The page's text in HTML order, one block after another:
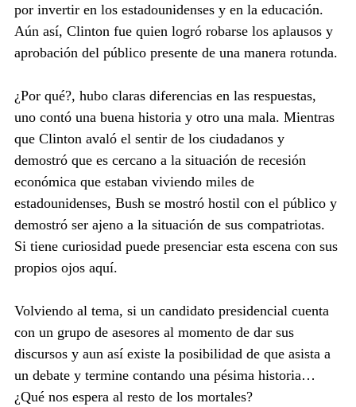
por invertir en los estadounidenses y en la educación.
Aún así, Clinton fue quien logró robarse los aplausos y
aprobación del público presente de una manera rotunda.
¿Por qué?, hubo claras diferencias en las respuestas,
uno contó una buena historia y otro una mala. Mientras
que Clinton avaló el sentir de los ciudadanos y
demostró que es cercano a la situación de recesión
económica que estaban viviendo miles de
estadounidenses, Bush se mostró hostil con el público y
demostró ser ajeno a la situación de sus compatriotas.
Si tiene curiosidad puede presenciar esta escena con sus
propios ojos aquí.
Volviendo al tema, si un candidato presidencial cuenta
con un grupo de asesores al momento de dar sus
discursos y aun así existe la posibilidad de que asista a
un debate y termine contando una pésima historia…
¿Qué nos espera al resto de los mortales?